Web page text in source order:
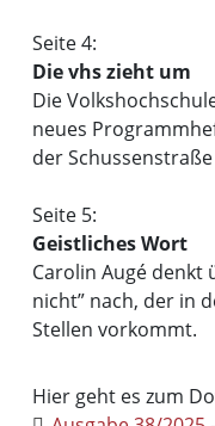
Seite 4:
Die vhs zieht um
Die
neues
der Schussenstraße
Seite 5:
Geistliches Wort
Carolin Augé denkt
nicht” nach, der in
Stellen vorkommt.
Hier geht es zum